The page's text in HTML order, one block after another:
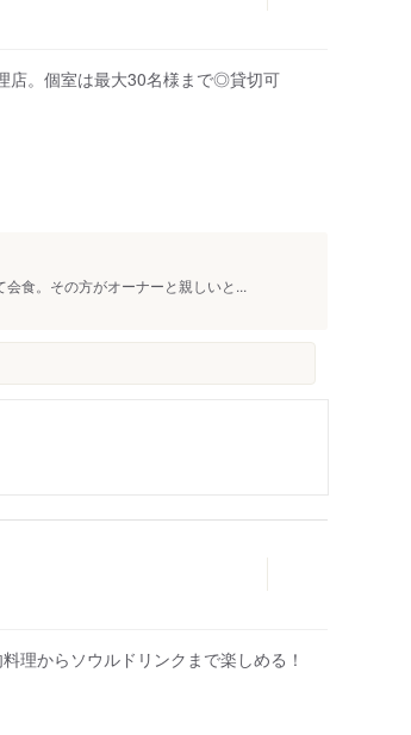
店。個室は最大30名様まで◎貸切可
食。その方がオーナーと親しいと...
理からソウルドリンクまで楽しめる！